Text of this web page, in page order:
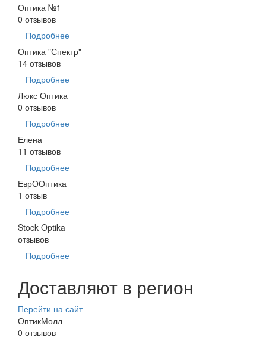
Оптика №1
0 отзывов
Подробнее
Оптика "Спектр"
14 отзывов
Подробнее
Люкс Оптика
0 отзывов
Подробнее
Елена
11 отзывов
Подробнее
ЕврООптика
1 отзыв
Подробнее
Stock Optika
отзывов
Подробнее
Доставляют в регион
Перейти на сайт
ОптикМолл
0 отзывов